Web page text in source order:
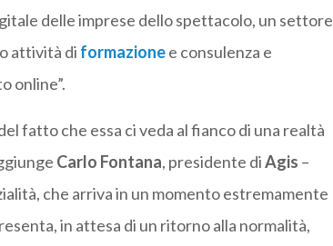
delle imprese dello spettacolo, un settore
attività di formazionee consulenza e
online”.
fatto che essa ci veda al fianco di una realtà
Carlo Fontana, presidente diAgis –
che arriva in un momento estremamente
in attesa di un ritorno alla normalità,